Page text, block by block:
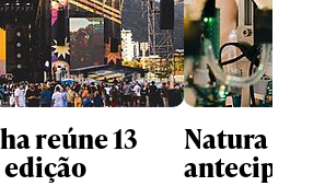
reúne 13 Natura
antecipar